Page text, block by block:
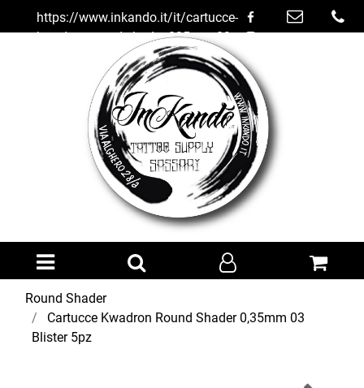
https://www.inkando.it/it/cartucce-
kwadron-round-shader-035mm-03-
Open menu
Round Shader
Cartucce Kwadron Round Shader 0,35mm 03
Blister 5pz